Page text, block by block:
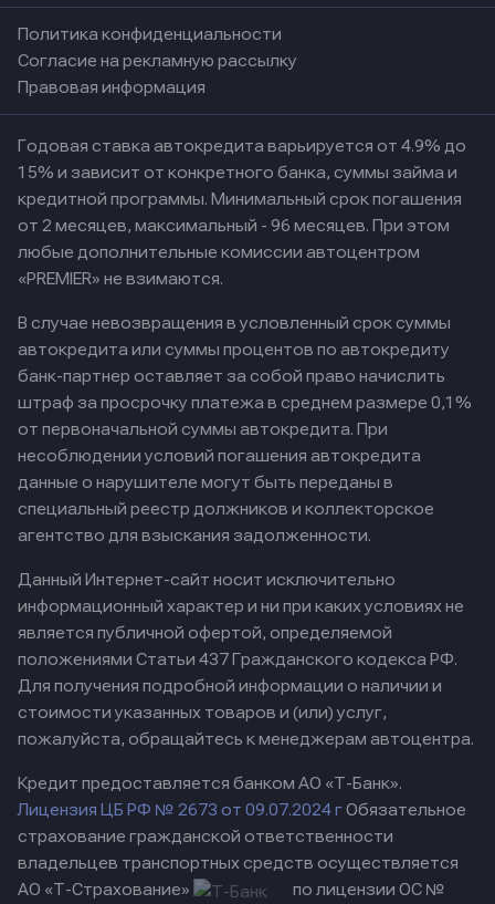
Политика конфиденциальности
Согласие на рекламную рассылку
Правовая информация
Годовая ставка автокредита варьируется от 4.9% до
15% и зависит от конкретного банка, суммы займа и
кредитной программы. Минимальный срок погашения
от 2 месяцев, максимальный - 96 месяцев. При этом
любые дополнительные комиссии автоцентром
«PREMIER» не взимаются.
В случае невозвращения в условленный срок суммы
автокредита или суммы процентов по автокредиту
банк-партнер оставляет за собой право начислить
штраф за просрочку платежа в среднем размере 0,1%
от первоначальной суммы автокредита. При
несоблюдении условий погашения автокредита
данные о нарушителе могут быть переданы в
специальный реестр должников и коллекторское
агентство для взыскания задолженности.
Данный Интернет-сайт носит исключительно
информационный характер и ни при каких условиях не
является публичной офертой, определяемой
положениями Статьи 437 Гражданского кодекса РФ.
Для получения подробной информации о наличии и
стоимости указанных товаров и (или) услуг,
пожалуйста, обращайтесь к менеджерам автоцентра.
Кредит предоставляется банком АО «Т-Банк».
Лицензия ЦБ РФ № 2673 от 09.07.2024 гОбязательное
страхование гражданской ответственности
владельцев транспортных средств осуществляется
АО «Т-Страхование»
по лицензии ОС №